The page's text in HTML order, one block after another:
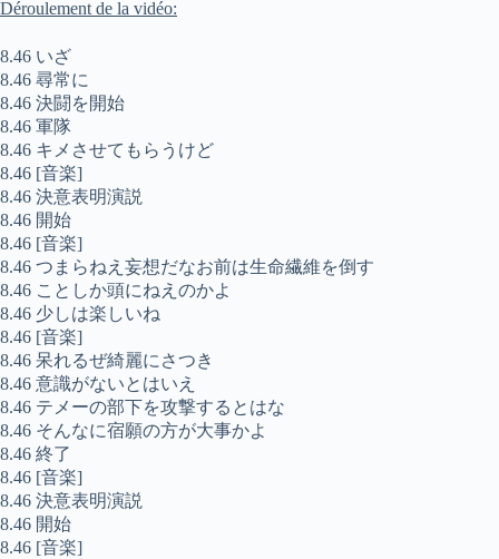
Déroulement de la vidéo:
8.46 いざ
8.46 尋常に
8.46 決闘を開始
8.46 軍隊
8.46 キメさせてもらうけど
8.46 [音楽]
8.46 決意表明演説
8.46 開始
8.46 [音楽]
8.46 つまらねえ妄想だなお前は生命繊維を倒す
8.46 ことしか頭にねえのかよ
8.46 少しは楽しいね
8.46 [音楽]
8.46 呆れるぜ綺麗にさつき
8.46 意識がないとはいえ
8.46 テメーの部下を攻撃するとはな
8.46 そんなに宿願の方が大事かよ
8.46 終了
8.46 [音楽]
8.46 決意表明演説
8.46 開始
8.46 [音楽]